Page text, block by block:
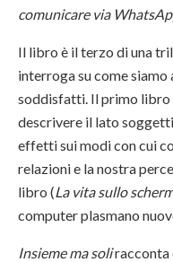
comunicare via
Il libro è il terzo di una
interroga su come siamo
soddisfatti. Il primo libro
descrivere il lato
effetti sui modi con cui
relazioni e la nostra
libro (La vita sullo
computer plasmano
Insieme ma soliracconta